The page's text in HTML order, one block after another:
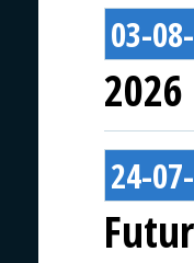
03-
2026
24-